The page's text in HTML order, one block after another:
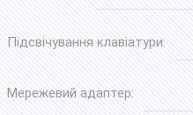
Підсвічування клавіатури:
Мережевий адаптер: